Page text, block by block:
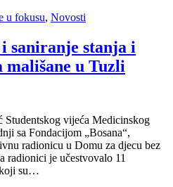
u fokusu, Novosti
saniranje stanja i
mališane u Tuzli
Studentskog vijeća Medicinskog
sa Fondacijom „Bosana“,
radionicu u Domu za djecu bez
radionici je učestvovalo 11
koji su…